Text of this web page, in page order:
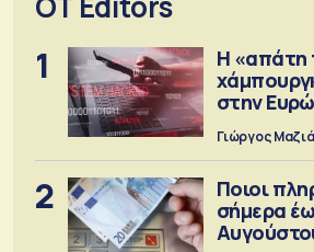
1
Η «απάτη
στην
Γιώργος
2
Ποιοι
σήμερα